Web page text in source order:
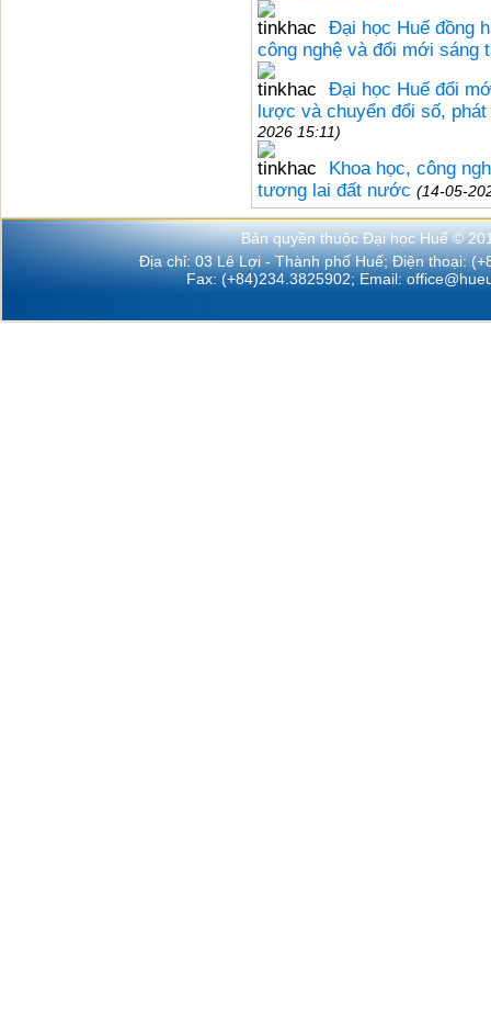
Đại học Huế đồng
công nghệ và đổi mới sáng
Đại học Huế đổi
lược và chuyển đổi số,
2026 15:11)
Khoa học, công
tương lai đất nước (14-05-
Bản quyền thuộc Đại học Huế ©
Địa chỉ: 03 Lê Lợi - Thành phố Huế; Điện thoại:
Fax: (+84)234.3825902; Email: